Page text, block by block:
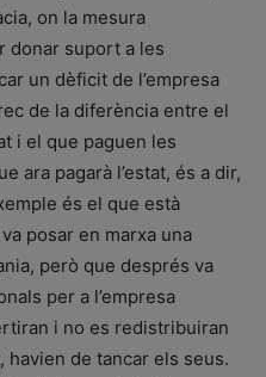
on la mesura
donar suport a les
un dèficit de l’empresa
de la diferència entre el
i el que paguen les
ara pagarà l’estat, és a dir,
és el que està
posar en marxa una
però que després va
per a l’empresa
i no es redistribuiran
havien de tancar els seus.